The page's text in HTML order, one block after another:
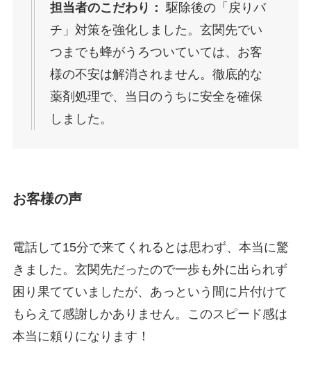
担当者のこだわり： 駆除後の「戻りバ
チ」対策を強化しました。玄関先でい
つまでも蜂がうろついていては、お客
様の不安は解消されません。徹底的な
薬剤処理で、当日のうちに安全を確保
しました。
お客様の声
電話して15分で来てくれるとは思わず、本当に驚
きました。玄関先だったので一歩も外に出られず
困り果てていましたが、あっという間に片付けて
もらえて感謝しかありません。このスピード感は
本当に頼りになります！